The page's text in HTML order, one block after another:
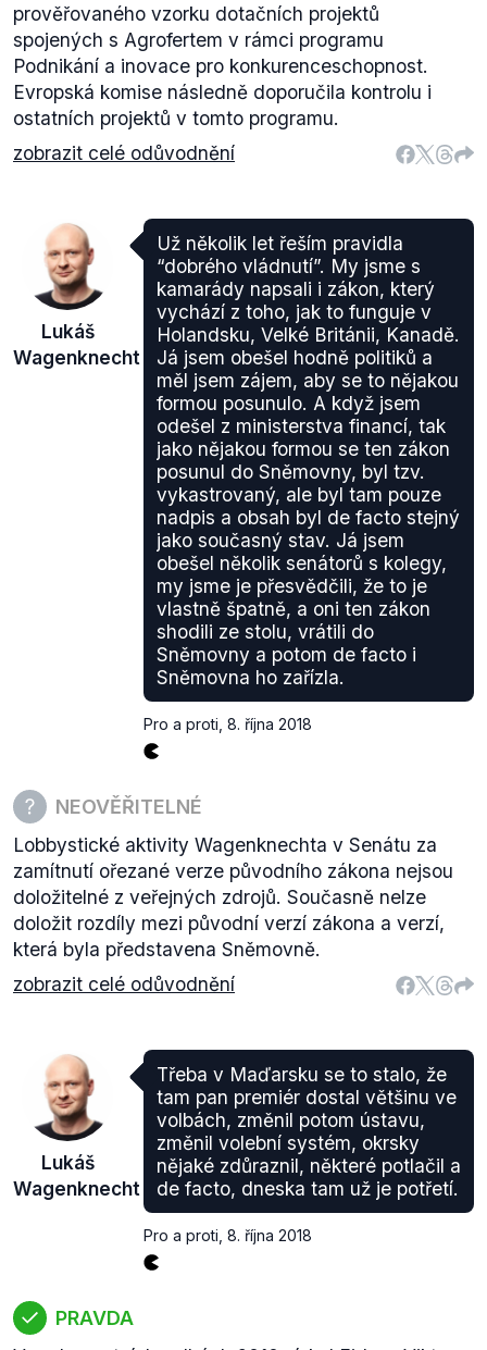
prověřovaného vzorku dotačních projektů
spojených s Agrofertem v rámci programu
Podnikání a inovace pro konkurenceschopnost.
Evropská komise následně doporučila kontrolu i
ostatních projektů v tomto programu.
zobrazit celé odůvodnění
Lukáš
Wagenknecht
Už několik let řeším pravidla
“dobrého vládnutí”. My jsme s
kamarády napsali i zákon, který
vychází z toho, jak to funguje v
Holandsku, Velké Británii, Kanadě.
Já jsem obešel hodně politiků a
měl jsem zájem, aby se to nějakou
formou posunulo. A když jsem
odešel z ministerstva financí, tak
jako nějakou formou se ten zákon
posunul do Sněmovny, byl tzv.
vykastrovaný, ale byl tam pouze
nadpis a obsah byl de facto stejný
jako současný stav. Já jsem
obešel několik senátorů s kolegy,
my jsme je přesvědčili, že to je
vlastně špatně, a oni ten zákon
shodili ze stolu, vrátili do
Sněmovny a potom de facto i
Sněmovna ho zařízla.
Pro a proti 8. října 2018
NEOVĚŘITELNÉ
Lobbystické aktivity Wagenknechta v Senátu za
zamítnutí ořezané verze původního zákona nejsou
doložitelné z veřejných zdrojů. Současně nelze
doložit rozdíly mezi původní verzí zákona a verzí,
která byla představena Sněmovně.
zobrazit celé odůvodnění
Lukáš
Wagenknecht
Třeba v Maďarsku se to stalo, že
tam pan premiér dostal většinu ve
volbách, změnil potom ústavu,
změnil volební systém, okrsky
nějaké zdůraznil, některé potlačil a
de facto, dneska tam už je potřetí.
Pro a proti 8. října 2018
PRAVDA